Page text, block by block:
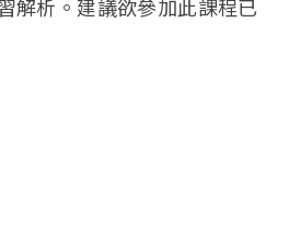
解析。建議欲參加此課程已